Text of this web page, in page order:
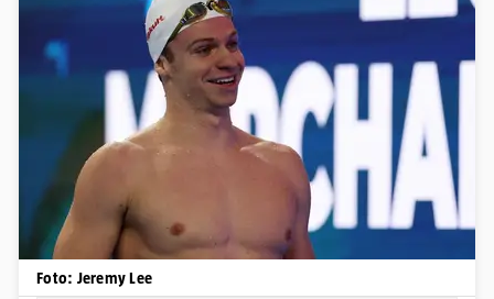
Foto: Jeremy Lee